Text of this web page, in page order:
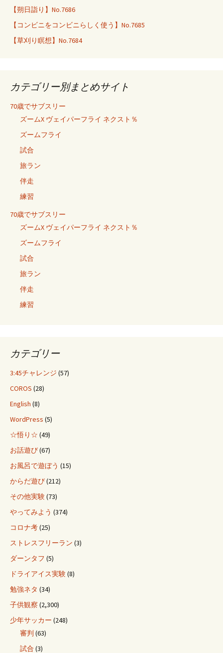
【朔日詣り】No.7686
【コンビニをコンビニらしく使う】No.7685
【草刈り瞑想】No.7684
カテゴリー別まとめサイト
70歳でサブスリー
ズームX ヴェイパーフライ ネクスト％
ズームフライ
試合
旅ラン
伴走
練習
70歳でサブスリー
ズームX ヴェイパーフライ ネクスト％
ズームフライ
試合
旅ラン
伴走
練習
カテゴリー
3:45チャレンジ (57)
COROS (28)
English (8)
WordPress (5)
☆悟り☆ (49)
お話遊び(67)
お風呂で遊ぼう (15)
からだ遊び(212)
その他実験(73)
やってみよう (374)
コロナ考(25)
ストレスフリーラン (3)
ダーンタフ (5)
ドライアイス実験(8)
勉強ネタ (34)
子供観察 (2,300)
少年サッカー (248)
審判 (63)
試合 (3)